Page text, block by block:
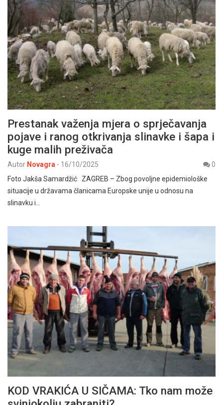
Prestanak važenja mjera o sprječavanja
pojave i ranog otkrivanja slinavke i šapa i
kuge malih preživača
Autor Novagra - 16/10/2025
0
Foto Jakša Samardžić ZAGREB – Zbog povoljne epidemiološke
situacije u državama članicama Europske unije u odnosu na
slinavku i…
KOD VRAKIĆA U SIČAMA: Tko nam može